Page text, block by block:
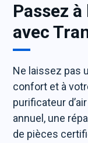
Passez
avec
Ne laissez pas
confort et à
purificateur
annuel, une
de pièces